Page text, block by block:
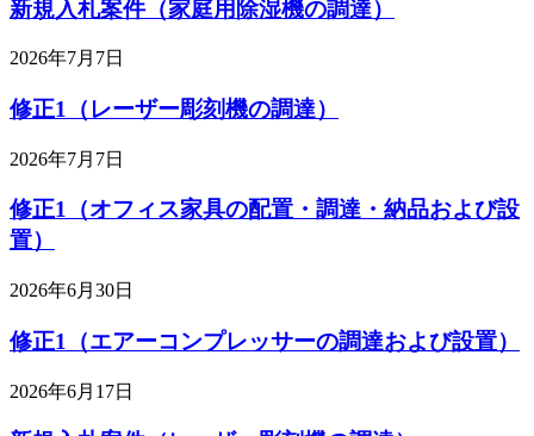
新規入札案件（家庭用除湿機の調達）
2026年7月7日
修正1（レーザー彫刻機の調達）
2026年7月7日
修正1（オフィス家具の配置・調達・納品および設
置）
2026年6月30日
修正1（エアーコンプレッサーの調達および設置）
2026年6月17日